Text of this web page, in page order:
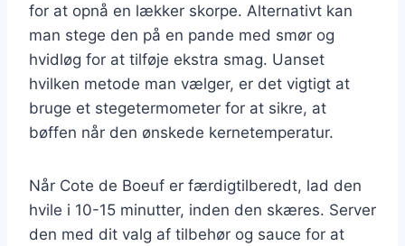
for at opnå en lækker skorpe. Alternativt kan
man stege den på en pande med smør og
hvidløg for at tilføje ekstra smag. Uanset
hvilken metode man vælger, er det vigtigt at
bruge et stegetermometer for at sikre, at
bøffen når den ønskede kernetemperatur.
Når Cote de Boeuf er færdigtilberedt, lad den
hvile i 10-15 minutter, inden den skæres. Server
den med dit valg af tilbehør og sauce for at